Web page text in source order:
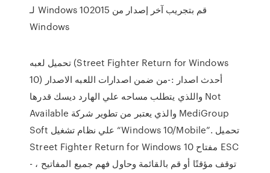
قم بتجريب آخر إصدار من Windows 102015 لـ
Windows
تحميل لعبه (Street Fighter Return for Windows
10) أحدث اصدار :-من ضمن اصدارات اللعبه الاصدار
واللذي يتطلب مساحه علي الهارد ديسك قدرها Not
Available والذي يعتبر من تطوير شركة MediGroup
Soft علي نظام تشغيل “Windows 10/Mobile”. تحميل
Street Fighter Return for Windows 10 مفتاح ESC
- توقف مؤقتًا أو قم بالقائمة وحاول فهم جميع المفاتيح ،